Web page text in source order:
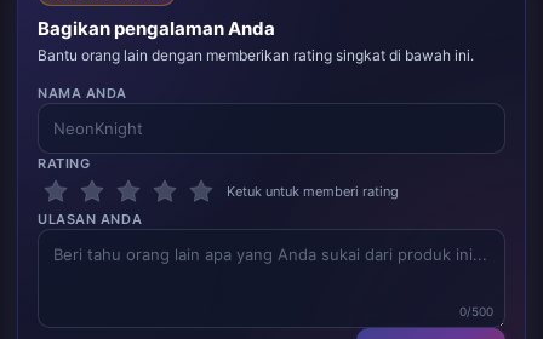
Bagikan pengalaman Anda
Bantu orang lain dengan memberikan rating singkat di bawah ini.
NAMA ANDA
RATING
Ketuk untuk memberi rating
ULASAN ANDA
0/500